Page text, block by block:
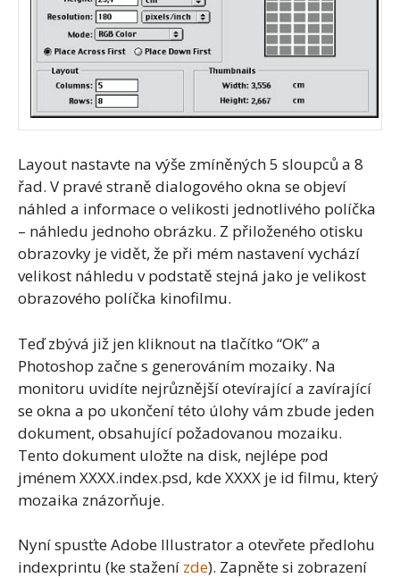
Layout nastavte na výše zmíněných 5 sloupců a 8
řad. V pravé straně dialogového okna se objeví
náhled a informace o velikosti jednotlivého políčka
– náhledu jednoho obrázku. Z přiloženého otisku
obrazovky je vidět, že při mém nastavení vychází
velikost náhledu v podstatě stejná jako je velikost
obrazového políčka kinofilmu.
Teď zbývá již jen kliknout na tlačítko “OK” a
Photoshop začne s generováním mozaiky. Na
monitoru uvidíte nejrůznější otevírající a zavírající
se okna a po ukončení této úlohy vám zbude jeden
dokument, obsahující požadovanou mozaiku.
Tento dokument uložte na disk, nejlépe pod
jménem XXXX.index.psd, kde XXXX je id filmu, který
mozaika znázorňuje.
Nyní spusťte Adobe Illustrator a otevřete předlohu
indexprintu (ke stažení zde). Zapněte si zobrazení